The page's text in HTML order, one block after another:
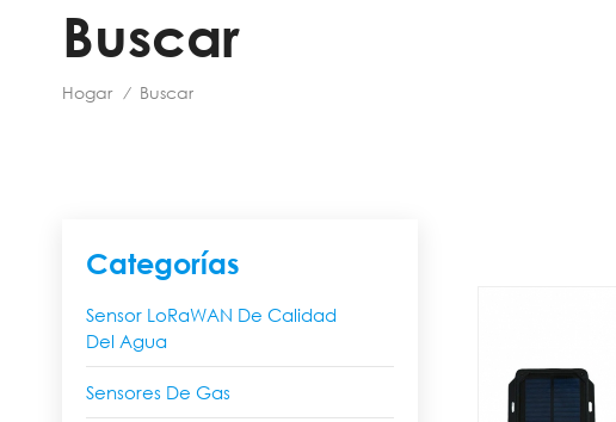
Buscar
Hogar / Buscar
Categorías
Sensor LoRaWAN De Calidad
Del Agua
Sensores De Gas